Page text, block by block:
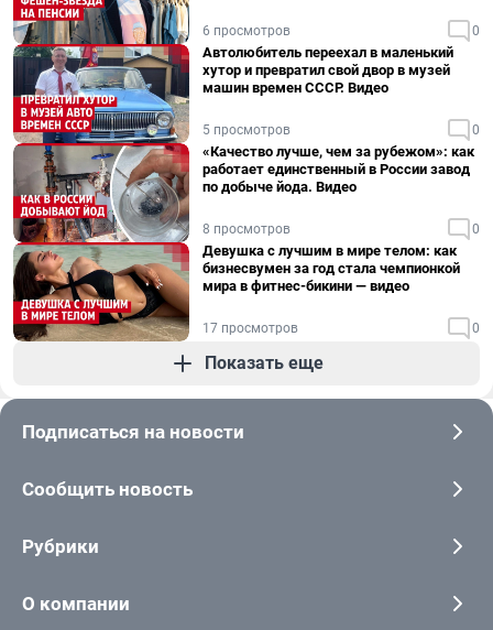
6 просмотров 0
Автолюбитель переехал в маленький
хутор и превратил свой двор в музей
машин времен СССР. Видео
5 просмотров 0
«Качество лучше, чем за рубежом»: как
работает единственный в России завод
по добыче йода. Видео
8 просмотров 0
Девушка с лучшим в мире телом: как
бизнесвумен за год стала чемпионкой
мира в фитнес-бикини — видео
17 просмотров 0
Показать еще
Подписаться на новости
Сообщить новость
Рубрики
О компании